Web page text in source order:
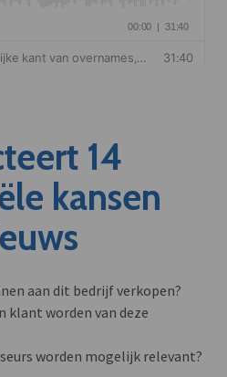
14
kansen
aan dit bedrijf verkopen?
klant worden van deze
worden mogelijk relevant?